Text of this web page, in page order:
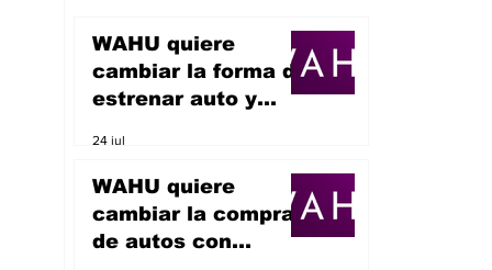
WAHU quiere
cambiar la forma de
estrenar auto y
unicornio
24 jul
WAHU quiere
cambiar la compra
de autos con